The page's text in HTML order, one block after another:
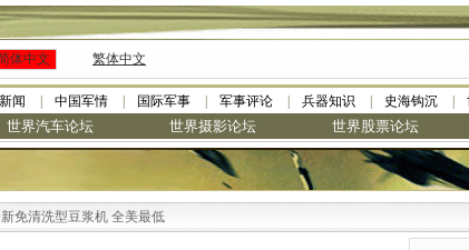
体中文 繁体中文
闻 中国军情 国际军事 军事评论 兵器知识 史海钩沉
世界汽车论坛 世界摄影论坛 世界股票论坛
洗型豆浆机 全美最低